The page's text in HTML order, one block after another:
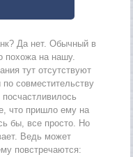
Да нет. Обычный в
похожа на нашу.
тут отсутствуют
совместительству
что пришло ему на
бы, все просто. Но
Ведь может
повстречаются: